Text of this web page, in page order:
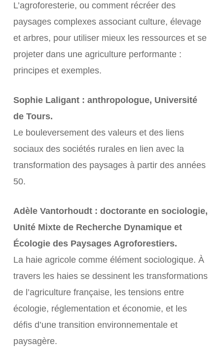
L’agroforesterie, ou comment récréer des
paysages complexes associant culture, élevage
et arbres, pour utiliser mieux les ressources et se
projeter dans une agriculture performante :
principes et exemples.
Sophie Laligant : anthropologue, Université
de Tours.
Le bouleversement des valeurs et des liens
sociaux des sociétés rurales en lien avec la
transformation des paysages à partir des années
50.
Adèle Vantorhoudt : doctorante en sociologie,
Unité Mixte de Recherche Dynamique et
Écologie des Paysages Agroforestiers.
La haie agricole comme élément sociologique. À
travers les haies se dessinent les transformations
de l’agriculture française, les tensions entre
écologie, réglementation et économie, et les
défis d’une transition environnementale et
paysagère.